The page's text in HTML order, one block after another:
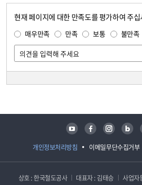
현재 페이지에 대한 만족도를 평가하여 주
매우만족 만족 보통 불만족
개인정보처리방침 이메일무단수집거부
유튜브 페이스북 인스타그램 블로그
상호 : 한국철도공사 대표자 : 김태승
사업자